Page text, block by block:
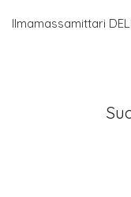
Ilmamassamittari